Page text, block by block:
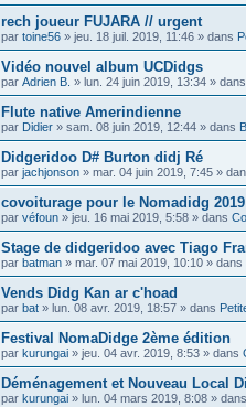
rech joueur FUJARA // urgent
par toine56 » jeu. 18 juil. 2019, 11:46 » dans
Vidéo nouvel album UCDidgs
par Adrien B. » lun. 24 juin 2019, 13:34 » dans
Flute native Amerindienne
par Didier » sam. 08 juin 2019, 12:44 » dans
Didgeridoo D# Burton didj Ré
par jachjonson » mar. 04 juin 2019, 7:45 »
covoiturage pour le Nomadidg 2019
par véfoun » jeu. 16 mai 2019, 5:58 » dans
Stage de didgeridoo avec Tiago
par batman » mar. 07 mai 2019, 10:10 » dans
Vends Didg Kan ar c'hoad
par bat » lun. 08 avr. 2019, 18:57 » dans
Festival NomaDidge 2ème édition
par kurungai » jeu. 04 avr. 2019, 8:53 » dans
Déménagement et Nouveau Local
par kurungai » lun. 04 mars 2019, 8:08 » dans